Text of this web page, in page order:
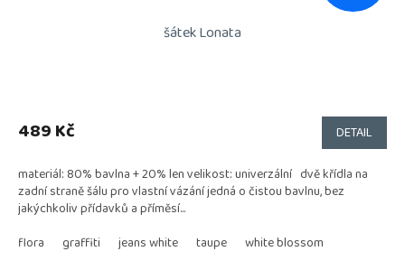
šátek Lonata
produktu
z
5
hvězdiček.
489 Kč DETAIL
materiál: 80% bavlna + 20% len velikost: univerzální dvě křídla na
zadní straně šálu pro vlastní vázání jedná o čistou bavlnu, bez
jakýchkoliv přídavků a příměsí...
flora
graffiti jeans white taupe white blossom